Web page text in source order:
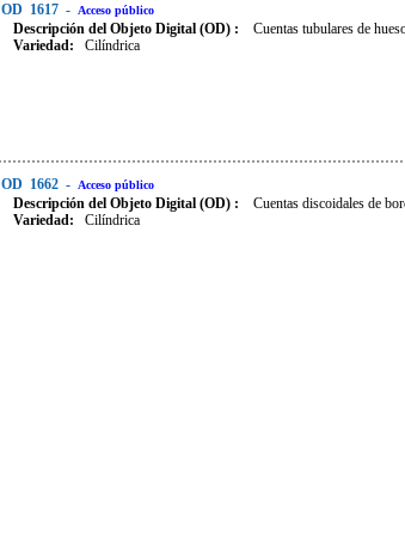
OD 1617 - Acceso público
Descripción del Objeto Digital (OD) :
Cuentas tubulares de
Variedad: Cilíndrica
OD 1662 - Acceso público
Descripción del Objeto Digital (OD) :
Cuentas discoidales de
Variedad: Cilíndrica